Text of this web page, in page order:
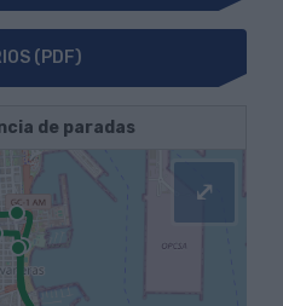
(PDF)
de paradas
⤢